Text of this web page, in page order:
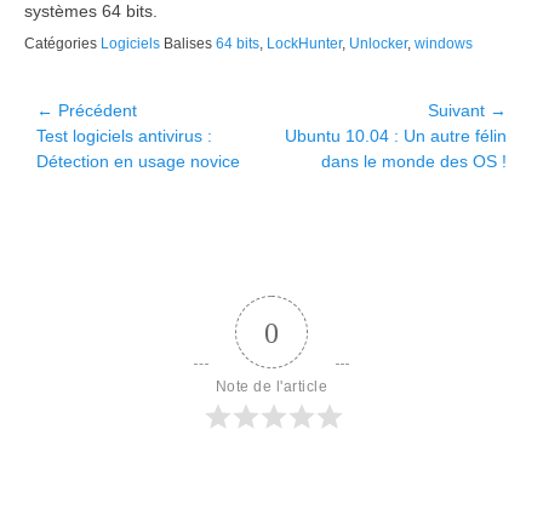
systèmes 64 bits.
Catégories Logiciels Balises 64 bits, LockHunter, Unlocker, windows
Navigation
de
l’article
← Précédent
Article
précédent :
Test logiciels antivirus :
Détection en usage novice
Suivant →
Article
suivant :
Ubuntu 10.04 : Un autre félin
dans le monde des OS !
0
Note de l'article